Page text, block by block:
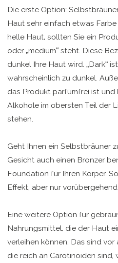
Die erste Option:
Haut sehr einfach etwas
helle Haut, sollten Sie ein
oder „medium“ steht. Diese
dunkel Ihre Haut wird. „Dark“
wahrscheinlich zu dunkel.
das Produkt parfümfrei ist und
Alkohole im obersten Teil der
stehen.
Geht Ihnen ein Selbstbräuner
Gesicht auch einen Bronzer
Foundation für Ihren Körper.
Effekt, aber nur vorübergehend.
Eine weitere Option für
Nahrungsmittel, die der Haut
verleihen können. Das sind vor
die reich an Carotinoiden sind,